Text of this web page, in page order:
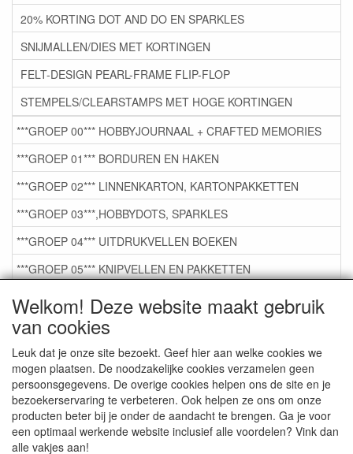
Welkom! Deze website maakt gebruik
van cookies
Leuk dat je onze site bezoekt. Geef hier aan welke cookies we
mogen plaatsen. De noodzakelijke cookies verzamelen geen
persoonsgegevens. De overige cookies helpen ons de site en je
bezoekerservaring te verbeteren. Ook helpen ze ons om onze
producten beter bij je onder de aandacht te brengen. Ga je voor
een optimaal werkende website inclusief alle voordelen? Vink dan
alle vakjes aan!
20% KORTING DOT AND DO EN SPARKLES
SNIJMALLEN/DIES MET KORTINGEN
FELT-DESIGN PEARL-FRAME FLIP-FLOP
STEMPELS/CLEARSTAMPS MET HOGE KORTINGEN
***GROEP 00*** HOBBYJOURNAAL + CRAFTED MEMORIES
***GROEP 01*** BORDUREN EN HAKEN
***GROEP 02*** LINNENKARTON, KARTONPAKKETTEN
***GROEP 03***,HOBBYDOTS, SPARKLES
***GROEP 04*** UITDRUKVELLEN BOEKEN
***GROEP 05*** KNIPVELLEN EN PAKKETTEN
***GROEP 06*** TAPE/LIJM SNIJMALLEN STEMPELS
***GROEP 07*** KAARTEN +SCRAP TOEBEHOREN
***GROEP 08*** TEKENEN EN KLEUREN, GELPEN,MARKER
***GROEP 09*** KRALEN EN TOEBEHOREN
***GROEP 10*** WENSKAARTEN MET ENV. €0,75